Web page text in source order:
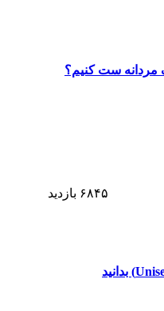
مردانه ست کنیم؟
۶۸۴۵ بازدید